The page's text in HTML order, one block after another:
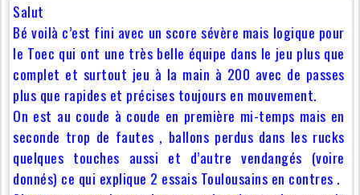
Salut
Bé voilà c’est fini avec un score sévère mais logique pour
le Toec qui ont une très belle équipe dans le jeu plus que
complet et surtout jeu à la main à 200 avec de passes
plus que rapides et précises toujours en mouvement.
On est au coude à coude en première mi-temps mais en
seconde trop de fautes , ballons perdus dans les rucks
quelques touches aussi et d’autre vendangés (voire
donnés) ce qui explique 2 essais Toulousains en contres .